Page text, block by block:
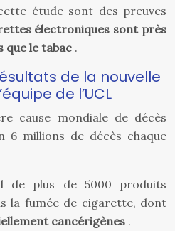
étude sont des preuves
électroniques sont près
que le tabac .
de la nouvelle
de l’UCL
cause mondiale de décès
6 millions de décès chaque
de plus de 5000 produits
la fumée de cigarette, dont
cancérigènes .